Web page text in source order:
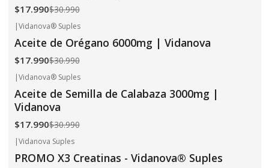
$17.990$30.990
|Vidanova® Suples
Aceite de Orégano 6000mg | Vidanova
$17.990$30.990
|Vidanova® Suples
Aceite de Semilla de Calabaza 3000mg |
Vidanova
$17.990$30.990
|Vidanova Suples
PROMO X3 Creatinas - Vidanova® Suples